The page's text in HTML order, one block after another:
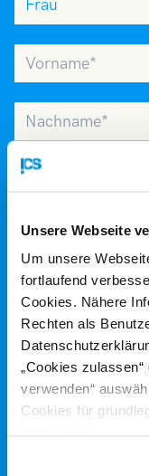
Unsere Webseite
Um unsere
fortlaufend
Cookies. Nähere
Rechten als
„Cookies
verwenden“
Cookies für
WK-Mitglied?
Ja
Ich stimme der